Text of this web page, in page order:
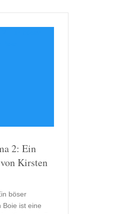
2: Ein
Kirsten
böser
Boie ist eine